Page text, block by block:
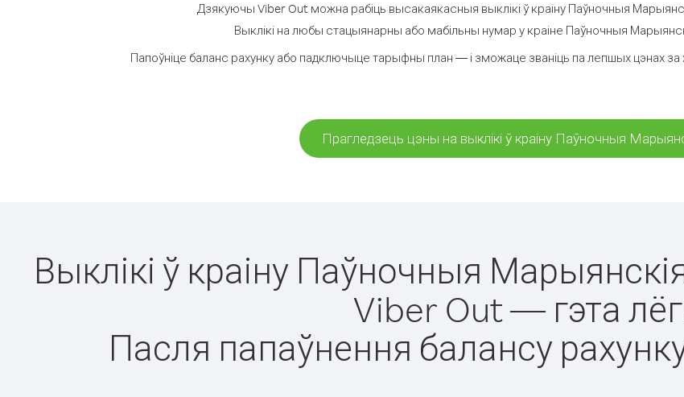
Дзякуючы Viber Out можна рабіць высакаякасныя выклікі ў краіну Паўночныя
Выклікі на любы стацыянарны або мабільны нумар у краіне Паўночныя
Папоўніце баланс рахунку або падключыце тарыфны план — і зможаце званіць па лепшых цэнах за
Прагледзець цэны на выклікі ў краіну Паўночныя
Выклікі ў краіну Паўночныя
Viber Out — гэта
Пасля папаўнення балансу